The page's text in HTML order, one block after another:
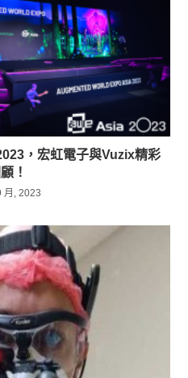
，宏虹電子與Vuzix精彩
！
月, 2023